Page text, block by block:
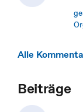
Alle
Beiträge